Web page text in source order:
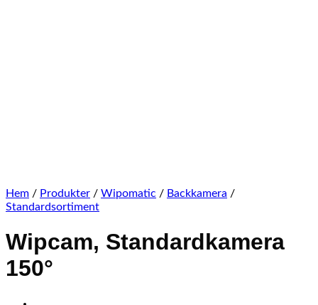
Hem / Produkter / Wipomatic / Backkamera /
Standardsortiment
Wipcam, Standardkamera
150°